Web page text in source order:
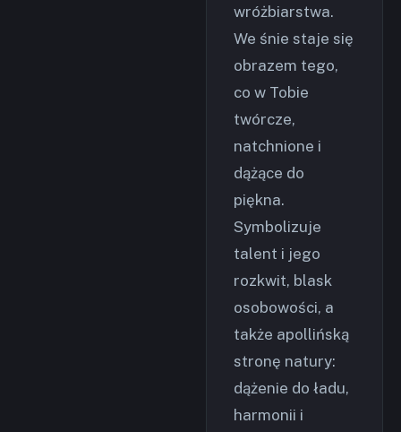
wróżbiarstwa.
We śnie staje się
obrazem tego,
co w Tobie
twórcze,
natchnione i
dążące do
piękna.
Symbolizuje
talent i jego
rozkwit, blask
osobowości, a
także apollińską
stronę natury:
dążenie do ładu,
harmonii i